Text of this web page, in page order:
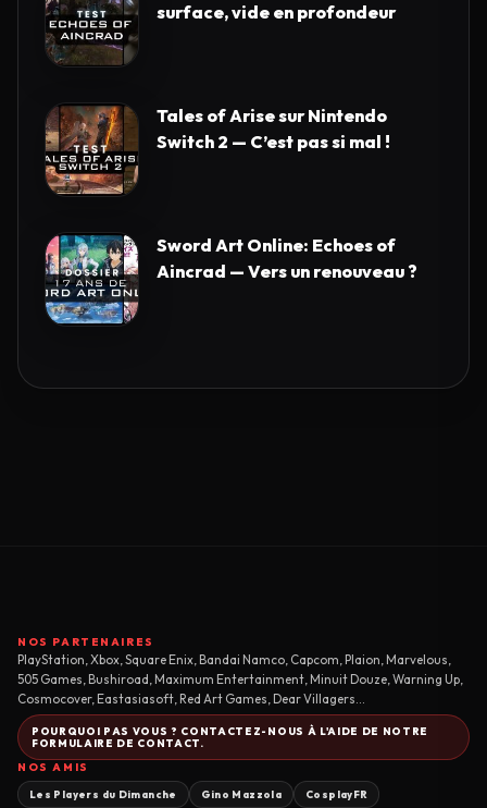
surface, vide en profondeur
Tales of Arise sur Nintendo
Switch 2 — C’est pas si mal !
Sword Art Online: Echoes of
Aincrad — Vers un renouveau ?
NOS PARTENAIRES
PlayStation, Xbox, Square Enix, Bandai Namco, Capcom, Plaion, Marvelous,
505 Games, Bushiroad, Maximum Entertainment, Minuit Douze, Warning Up,
Cosmocover, Eastasiasoft, Red Art Games, Dear Villagers...
POURQUOI PAS VOUS ? CONTACTEZ-NOUS À L'AIDE DE NOTRE
FORMULAIRE DE CONTACT.
NOS AMIS
Les Players du Dimanche Gino Mazzola CosplayFR